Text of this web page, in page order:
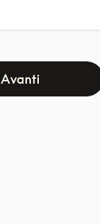
Avanti